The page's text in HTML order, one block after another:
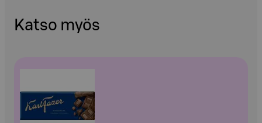
Katso myös